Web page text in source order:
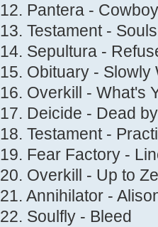
12. Pantera -
13. Testament -
14. Sepultura -
15. Obituary - Slowly
16. Overkill - What's
17. Deicide - Dead
18. Testament -
19. Fear Factory -
20. Overkill - Up to
21. Annihilator -
22. Soulfly - Bleed